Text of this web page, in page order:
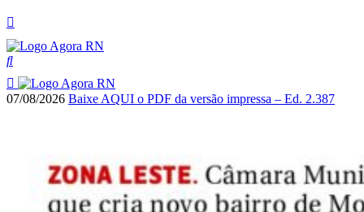
07/08/2026 Baixe AQUI o PDF da versão impressa – Ed. 2.387